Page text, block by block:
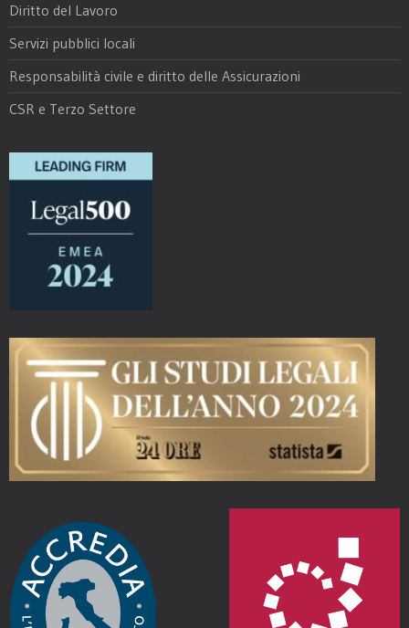
Diritto del Lavoro
Servizi pubblici locali
Responsabilità civile e diritto delle Assicurazioni
CSR e Terzo Settore